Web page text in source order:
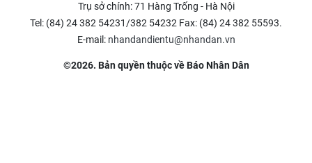
Trụ sở chính: 71 Hàng Trống - Hà Nội
Tel: (84) 24 382 54231/382 54232 Fax: (84) 24 382 55593.
E-mail: nhandandientu@nhandan.vn
©2026. Bản quyền thuộc về Báo Nhân Dân